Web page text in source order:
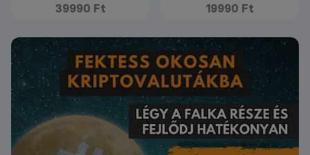
39990 Ft 19990 Ft